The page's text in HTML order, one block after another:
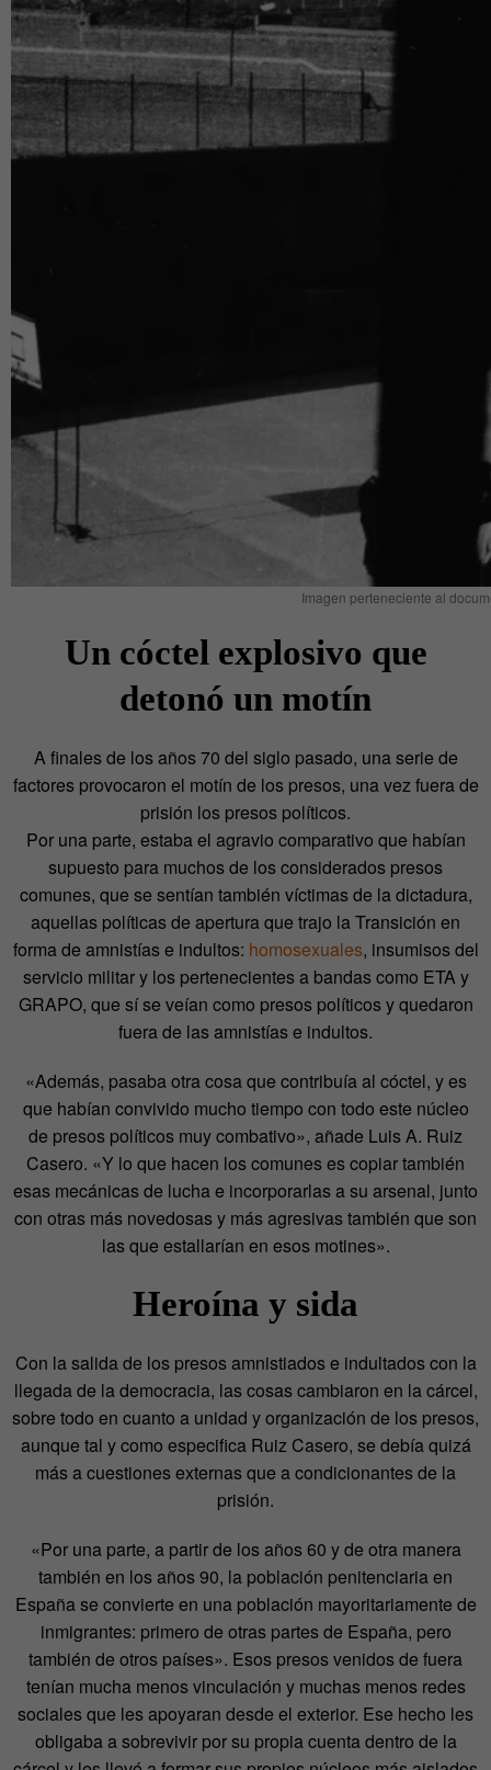
Imagen perteneciente al
Un cóctel explosivo que
detonó un motín
A finales de los años 70 del siglo pasado, una serie de
factores provocaron el motín de los presos, una vez fuera de
prisión los presos políticos.
Por una parte, estaba el agravio comparativo que habían
supuesto para muchos de los considerados presos
comunes, que se sentían también víctimas de la dictadura,
aquellas políticas de apertura que trajo la Transición en
forma de amnistías e indultos: homosexuales, insumisos del
servicio militar y los pertenecientes a bandas como ETA y
GRAPO, que sí se veían como presos políticos y quedaron
fuera de las amnistías e indultos.
«Además, pasaba otra cosa que contribuía al cóctel, y es
que habían convivido mucho tiempo con todo este núcleo
de presos políticos muy combativo», añade Luis A. Ruiz
Casero. «Y lo que hacen los comunes es copiar también
esas mecánicas de lucha e incorporarlas a su arsenal, junto
con otras más novedosas y más agresivas también que son
las que estallarían en esos motines».
Heroína y sida
Con la salida de los presos amnistiados e indultados con la
llegada de la democracia, las cosas cambiaron en la cárcel,
sobre todo en cuanto a unidad y organización de los presos,
aunque tal y como especifica Ruiz Casero, se debía quizá
más a cuestiones externas que a condicionantes de la
prisión.
«Por una parte, a partir de los años 60 y de otra manera
también en los años 90, la población penitenciaria en
España se convierte en una población mayoritariamente de
inmigrantes: primero de otras partes de España, pero
también de otros países». Esos presos venidos de fuera
tenían mucha menos vinculación y muchas menos redes
sociales que les apoyaran desde el exterior. Ese hecho les
obligaba a sobrevivir por su propia cuenta dentro de la